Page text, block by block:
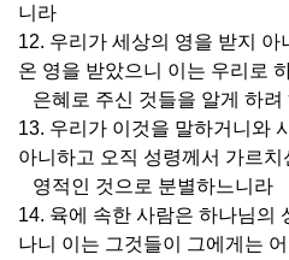
니라
12. 우리가 세상의 영을 받지 아
온 영을 받았으니 이는 우리로
은혜로 주신 것들을 알게 하려
13. 우리가 이것을 말하거니와
아니하고 오직 성령께서 가르
영적인 것으로 분별하느니라
14. 육에 속한 사람은 하나님의
나니 이는 그것들이 그에게는